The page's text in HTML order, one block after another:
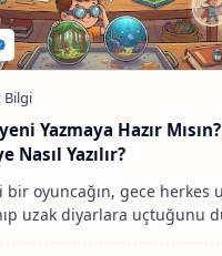
Yazmaya Hazır
Nasıl Yazılır?
gece herkes uyuduktan
uzak diyarlara uçtuğunu
mü? Ya da bahçedeki